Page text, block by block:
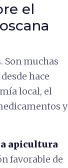
el
Son muchas
hace
local, el
y
apicultura
favorable de